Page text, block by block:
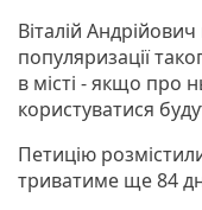
Віталій
популяризації
в місті - якщо про
користуватися
Петицію
триватиме ще 84